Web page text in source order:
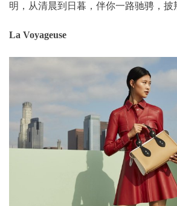
明，从清晨到日暮，伴你一路驰骋，披
La Voyageuse